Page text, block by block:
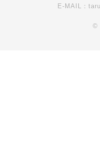
E-MAIL：
©